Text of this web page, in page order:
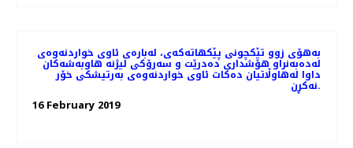
به‌هۆی زوو تێكچونی پێكهاته‌كه‌ی، لەبارەی ئاوی خواردنەوەی
له‌ده‌به‌نراو هۆشداری دەدرێت و سه‌رۆكی لیژنه هاوبه‌شه‌كان
داوا له‌هاوڵاتیان ده‌كات ئاوی خواردنه‌وه‌ی به‌رتیشكی خۆر
نه‌كڕن.
16 February 2019